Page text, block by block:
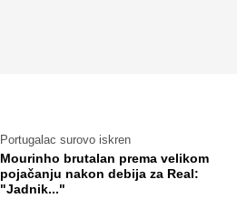
Portugalac surovo iskren
Mourinho brutalan prema velikom
pojačanju nakon debija za Real:
"Jadnik..."